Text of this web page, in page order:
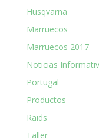
Husqvarna
Marruecos
Marruecos 2017
Noticias
Portugal
Productos
Raids
Taller